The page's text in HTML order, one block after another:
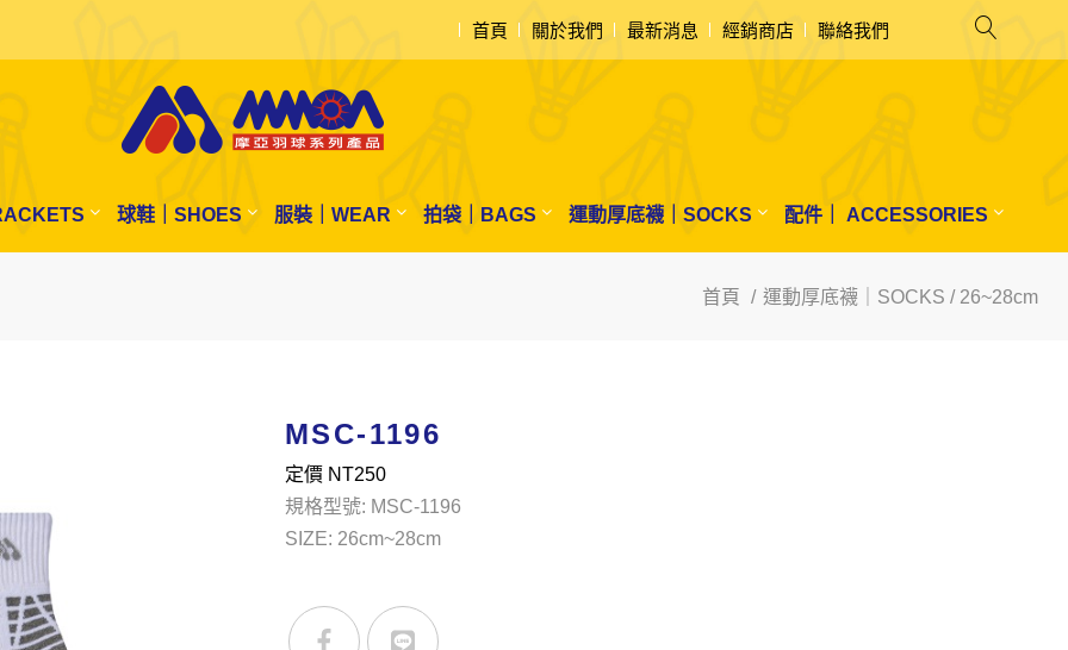
首頁 關於我們 最新消息 經銷商店 聯絡我們
球鞋｜SHOES 服裝｜WEAR 拍袋｜BAGS 運動厚底襪｜SOCKS 配件｜ ACCESSORIES
首頁 運動厚底襪｜SOCKS / 26~28cm
MSC-1196
定價 NT250
規格型號: MSC-1196
SIZE: 26cm~28cm